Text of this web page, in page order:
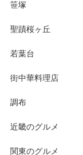
笹塚
聖蹟桜ヶ丘
若葉台
街中華料理店
調布
近畿のグルメ
関東のグルメ